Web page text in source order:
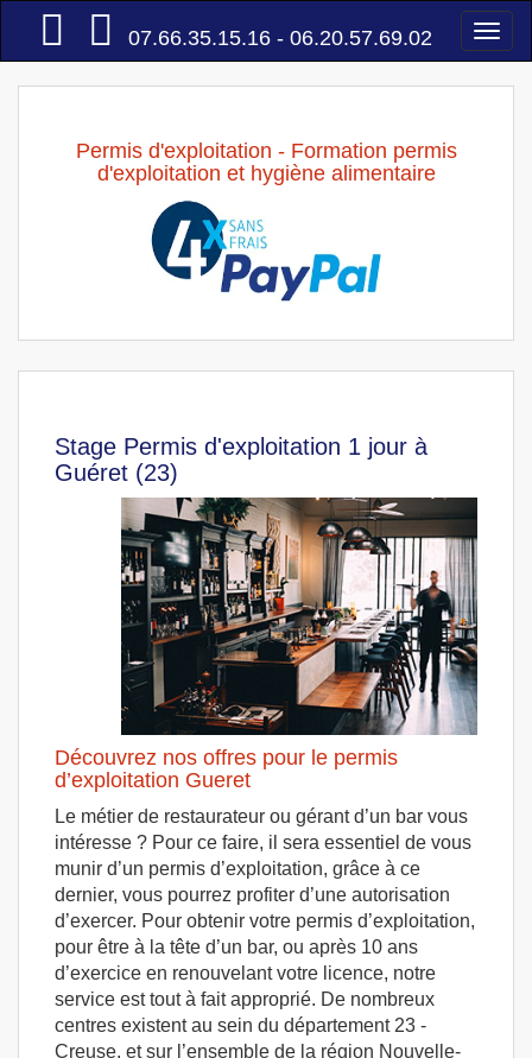
Accueil
07.66.35.15.16 - 06.20.57.69.02
Permis d'exploitation - Formation permis
d'exploitation et hygiène alimentaire
Stage Permis d'exploitation 1 jour à
Guéret (23)
Découvrez nos offres pour le permis
d’exploitation Gueret
Le métier de restaurateur ou gérant d’un bar vous
intéresse ? Pour ce faire, il sera essentiel de vous
munir d’un permis d’exploitation, grâce à ce
dernier, vous pourrez profiter d’une autorisation
d’exercer. Pour obtenir votre permis d’exploitation,
pour être à la tête d’un bar, ou après 10 ans
d’exercice en renouvelant votre licence, notre
service est tout à fait approprié. De nombreux
centres existent au sein du département 23 -
Creuse, et sur l’ensemble de la région Nouvelle-